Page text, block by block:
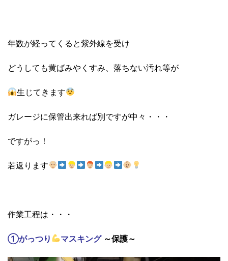
年数が経ってくると紫外線を受け
どうしても黄ばみやくすみ、落ちない汚れ等が
生じてきます
ガレージに保管出来れば別ですが中々・・・
ですがっ！
若返ります
作業工程は・・・
①がっつり マスキング ～保護～